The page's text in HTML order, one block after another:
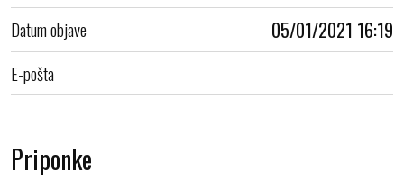
Datum objave 05/01/2021 16:19
E-pošta
Priponke